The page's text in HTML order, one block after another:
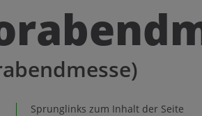
AA
Sprunglinks zum Inhalt der Seite